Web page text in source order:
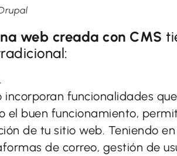
web creada con CMS
incorporan funcionalidades
el buen funcionamiento,
de tu sitio web. Teniendo
de correo, gestión de